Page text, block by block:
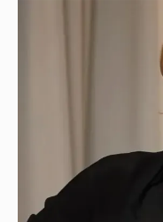
44-летняя
изменилась её